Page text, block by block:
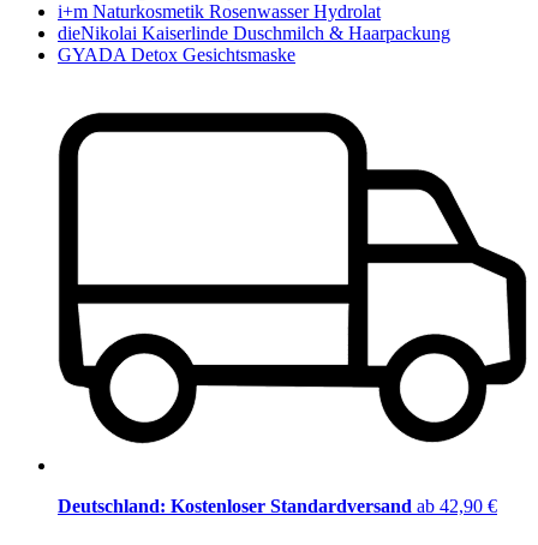
i+m Naturkosmetik Rosenwasser Hydrolat
dieNikolai Kaiserlinde Duschmilch & Haarpackung
GYADA Detox Gesichtsmaske
Deutschland: Kostenloser Standardversand ab 42,90 €